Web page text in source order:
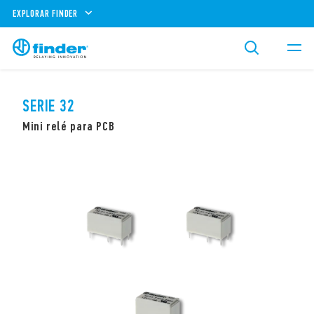
EXPLORAR FINDER
SERIE 32
Mini relé para PCB